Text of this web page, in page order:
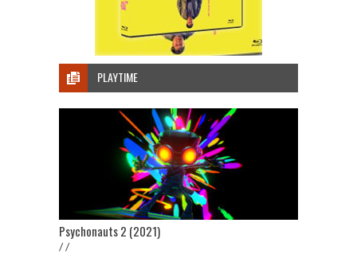
PLAYTIME
Psychonauts 2 (2021)
/ /